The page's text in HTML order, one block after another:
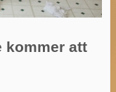
kommer att